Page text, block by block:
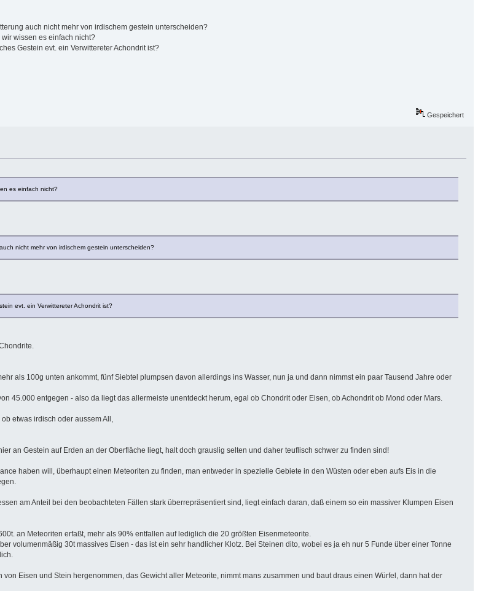
auch nicht mehr von irdischem gestein unterscheiden?
wissen es einfach nicht?
Gestein evt. ein Verwittereter Achondrit ist?
Gespeichert
es einfach nicht?
nicht mehr von irdischem gestein unterscheiden?
evt. ein Verwittereter Achondrit ist?
als 100g unten ankommt, fünf Siebtel plumpsen davon allerdings ins Wasser, nun ja und dann nimmst ein paar Tausend Jahre oder
45.000 entgegen - also da liegt das allermeiste unentdeckt herum, egal ob Chondrit oder Eisen, ob Achondrit ob Mond oder Mars.
etwas irdisch oder aussem All,
an Gestein auf Erden an der Oberfläche liegt, halt doch grauslig selten und daher teuflisch schwer zu finden sind!
haben will, überhaupt einen Meteoriten zu finden, man entweder in spezielle Gebiete in den Wüsten oder eben aufs Eis in die
am Anteil bei den beobachteten Fällen stark überrepräsentiert sind, liegt einfach daran, daß einem so ein massiver Klumpen Eisen
an Meteoriten erfaßt, mehr als 90% entfallen auf lediglich die 20 größten Eisenmeteorite.
volumenmäßig 30t massives Eisen - das ist ein sehr handlicher Klotz. Bei Steinen dito, wobei es ja eh nur 5 Funde über einer Tonne
Eisen und Stein hergenommen, das Gewicht aller Meteorite, nimmt mans zusammen und baut draus einen Würfel, dann hat der